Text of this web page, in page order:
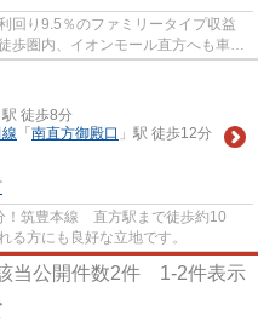
回り9.5％のファミリータイプ収益
歩圏内、イオンモール直方へも車で
駅 徒歩8分
「 南直方御殿口 」駅 徒歩12分
筑豊本線 直方駅まで徒歩約10
方にも良好な立地です。
当公開件数2件 1-2件表示